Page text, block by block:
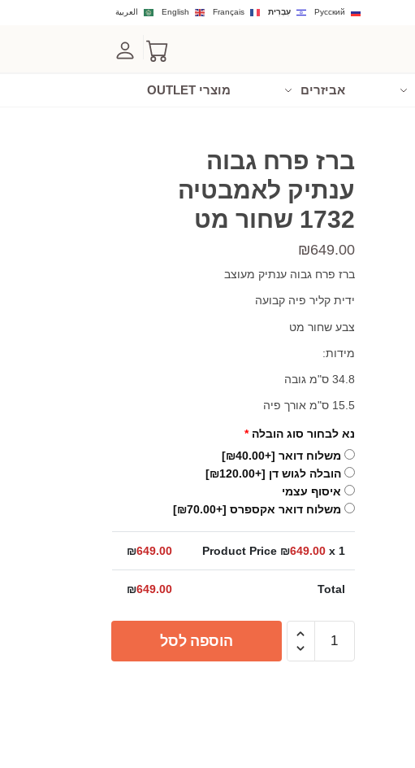
العربية English Français עִבְרִית Русский
אביזרים מוצרי OUTLET
ברז פרח גבוה
ענתיק לאמבטיה
1732 שחור מט
₪649.00
ברז פרח גבוה ענתיק מעוצב
ידית קליר פיה קבועה
צבע שחור מט
מידות:
34.8 ס"מ גובה
15.5 ס"מ אורך פיה
נא לבחור סוג הובלה *
משלוח דואר [+₪40.00]
הובלה לגוש דן [+₪120.00]
איסוף עצמי
משלוח דואר אקספרס [+₪70.00]
Product Price ₪649.00x 1
₪649.00
Total
₪649.00
הוספה לסל